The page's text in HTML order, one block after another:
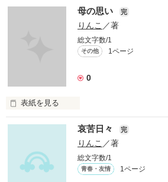
母の思い 完
りんこ ／著
総文字数/1
その他 1ページ
0
表紙を見る
二人の重みの天秤の成長を感じる春夏秋冬
作品を読む
哀苦日々 完
りんこ ／著
総文字数/1
青春・友情 1ページ